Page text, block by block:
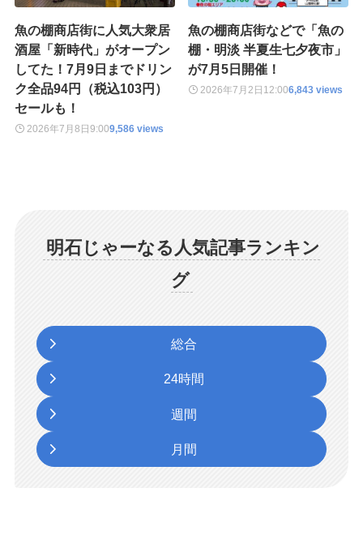
魚の棚商店街に人気大衆居
酒屋「新時代」がオープン
してた！7月9日までドリン
ク全品94円（税込103円）
セールも！
2026年7月8日9:009,586 views
魚の棚商店街などで「魚の
棚・明淡 半夏生七夕夜市」
が7月5日開催！
2026年7月2日 12:006,843 views
明石じゃーなる人気記事ランキン
グ
総合
24時間
週間
月間